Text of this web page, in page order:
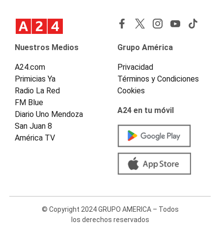
Nuestros Medios
A24.com
Primicias Ya
Radio La Red
FM Blue
Diario Uno Mendoza
San Juan 8
América TV
Grupo América
Privacidad
Términos y Condiciones
Cookies
A24 en tu móvil
© Copyright 2024 GRUPO AMERICA – Todos
los derechos reservados